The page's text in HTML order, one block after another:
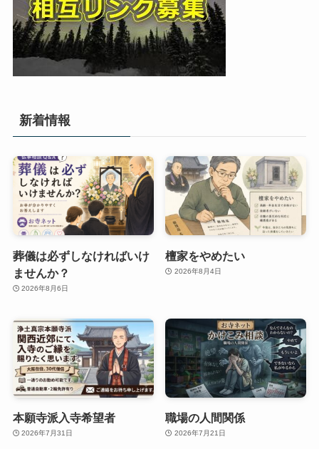
新着情報
葬儀は必ずしなければいけ
ませんか？
2026年8月6日
檀家をやめたい
2026年8月4日
本願寺派入寺希望者
2026年7月31日
職場の人間関係
2026年7月21日